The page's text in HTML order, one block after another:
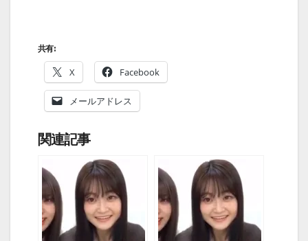
共有:
X Facebook
メールアドレス
関連記事